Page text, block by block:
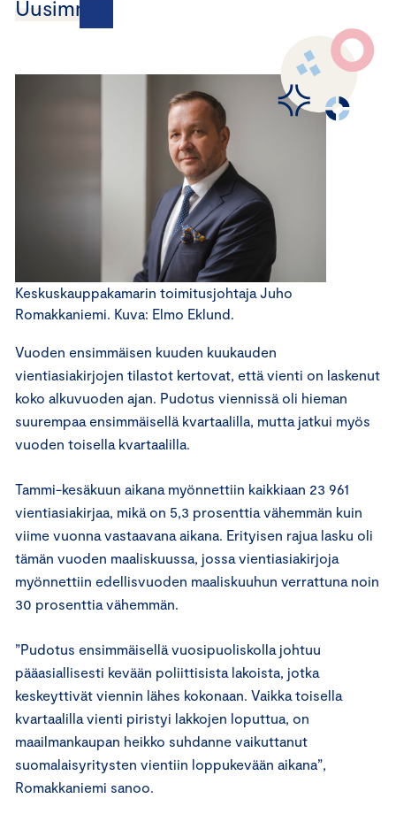
Uusimmat
Keskuskauppakamarin toimitusjohtaja Juho
Romakkaniemi. Kuva: Elmo Eklund.
Vuoden ensimmäisen kuuden kuukauden
vientiasiakirjojen tilastot kertovat, että vienti on laskenut
koko alkuvuoden ajan. Pudotus viennissä oli hieman
suurempaa ensimmäisellä kvartaalilla, mutta jatkui myös
vuoden toisella kvartaalilla.
Tammi-kesäkuun aikana myönnettiin kaikkiaan 23 961
vientiasiakirjaa, mikä on 5,3 prosenttia vähemmän kuin
viime vuonna vastaavana aikana. Erityisen rajua lasku oli
tämän vuoden maaliskuussa, jossa vientiasiakirjoja
myönnettiin edellisvuoden maaliskuuhun verrattuna noin
30 prosenttia vähemmän.
”Pudotus ensimmäisellä vuosipuoliskolla johtuu
pääasiallisesti kevään poliittisista lakoista, jotka
keskeyttivät viennin lähes kokonaan. Vaikka toisella
kvartaalilla vienti piristyi lakkojen loputtua, on
maailmankaupan heikko suhdanne vaikuttanut
suomalaisyritysten vientiin loppukevään aikana”,
Romakkaniemi sanoo.